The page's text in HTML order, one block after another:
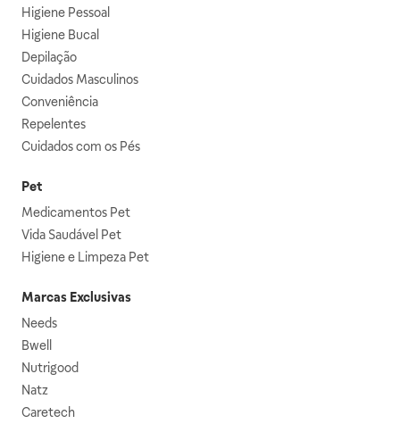
Higiene Pessoal
Higiene Bucal
Depilação
Cuidados Masculinos
Conveniência
Repelentes
Cuidados com os Pés
Pet
Medicamentos Pet
Vida Saudável Pet
Higiene e Limpeza Pet
Marcas Exclusivas
Needs
Bwell
Nutrigood
Natz
Caretech